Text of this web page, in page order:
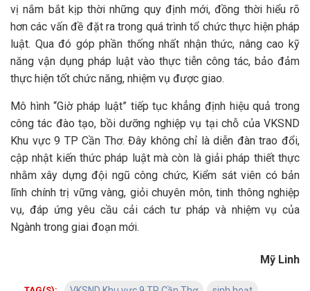
vị nắm bắt kịp thời những quy định mới, đồng thời hiểu rõ
hơn các vấn đề đặt ra trong quá trình tổ chức thực hiện pháp
luật. Qua đó góp phần thống nhất nhận thức, nâng cao kỹ
năng vận dụng pháp luật vào thực tiễn công tác, bảo đảm
thực hiện tốt chức năng, nhiệm vụ được giao.
Mô hình “Giờ pháp luật” tiếp tục khẳng định hiệu quả trong
công tác đào tạo, bồi dưỡng nghiệp vụ tại chỗ của VKSND
Khu vực 9 TP Cần Thơ. Đây không chỉ là diễn đàn trao đổi,
cập nhật kiến thức pháp luật mà còn là giải pháp thiết thực
nhằm xây dựng đội ngũ công chức, Kiểm sát viên có bản
lĩnh chính trị vững vàng, giỏi chuyên môn, tinh thông nghiệp
vụ, đáp ứng yêu cầu cải cách tư pháp và nhiệm vụ của
Ngành trong giai đoạn mới.
Mỹ Linh